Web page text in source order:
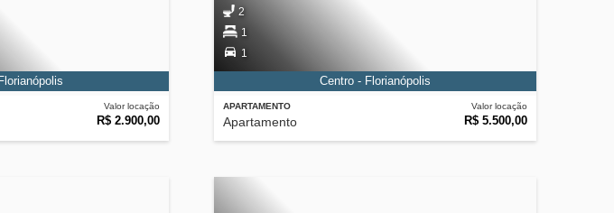
Valor locação
R$ 2.900,00
APARTAMENTO
Apartamento
Valor locação
R$ 5.500,00
2
1
1
Centro - Florianópolis